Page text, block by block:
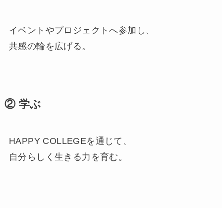
イベントやプロジェクトへ参加し、
共感の輪を広げる。
② 学ぶ
HAPPY COLLEGEを通じて、
自分らしく生きる力を育む。